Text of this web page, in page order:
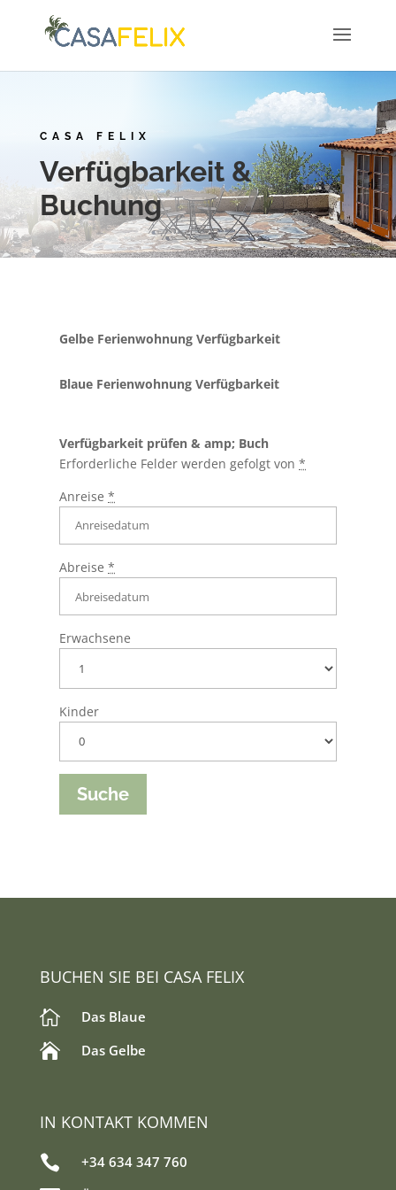
CASA FELIX
Verfügbarkeit &
Buchung
Gelbe Ferienwohnung Verfügbarkeit
Blaue Ferienwohnung Verfügbarkeit
Verfügbarkeit prüfen & amp; Buch
Erforderliche Felder werden gefolgt von*
Anreise*
Abreise*
Erwachsene
Kinder
BUCHEN SIE BEI CASA FELIX
 Das Blaue
 Das Gelbe
IN KONTAKT KOMMEN
 +34 634 347 760